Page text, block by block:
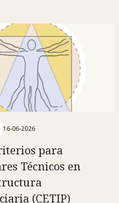
16-06-2026
para
Técnicos en
(CETIP)